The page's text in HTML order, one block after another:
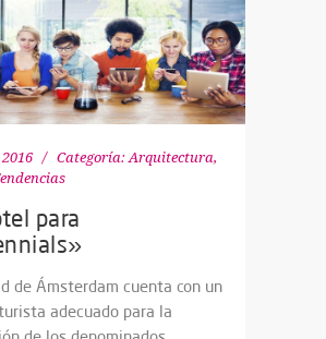
Categoría: Arquitectura,
para
de Ámsterdam cuenta con un
adecuado para la